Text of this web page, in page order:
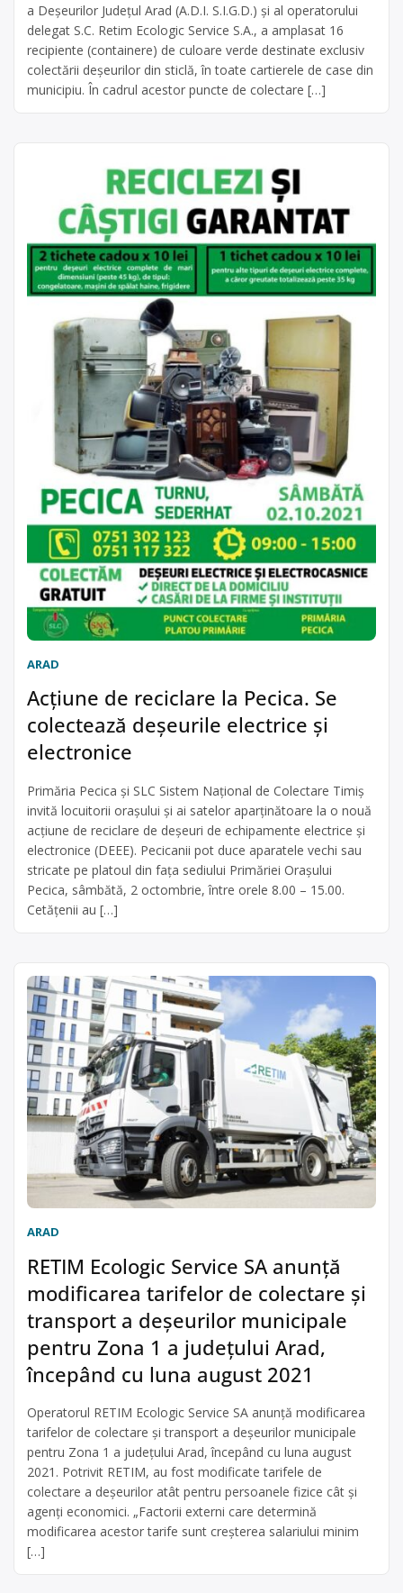
a Deșeurilor Județul Arad (A.D.I. S.I.G.D.) și al operatorului
delegat S.C. Retim Ecologic Service S.A., a amplasat 16
recipiente (containere) de culoare verde destinate exclusiv
colectării deșeurilor din sticlă, în toate cartierele de case din
municipiu. În cadrul acestor puncte de colectare […]
ARAD
Acțiune de reciclare la Pecica. Se
colectează deșeurile electrice și
electronice
Primăria Pecica şi SLC Sistem Național de Colectare Timiș
invită locuitorii orașului și ai satelor aparținătoare la o nouă
acțiune de reciclare de deșeuri de echipamente electrice și
electronice (DEEE). Pecicanii pot duce aparatele vechi sau
stricate pe platoul din fața sediului Primăriei Orașului
Pecica, sâmbătă, 2 octombrie, între orele 8.00 – 15.00.
Cetățenii au […]
ARAD
RETIM Ecologic Service SA anunță
modificarea tarifelor de colectare și
transport a deșeurilor municipale
pentru Zona 1 a județului Arad,
începând cu luna august 2021
Operatorul RETIM Ecologic Service SA anunță modificarea
tarifelor de colectare și transport a deșeurilor municipale
pentru Zona 1 a județului Arad, începând cu luna august
2021. Potrivit RETIM, au fost modificate tarifele de
colectare a deșeurilor atât pentru persoanele fizice cât și
agenți economici. „Factorii externi care determină
modificarea acestor tarife sunt creșterea salariului minim
[…]